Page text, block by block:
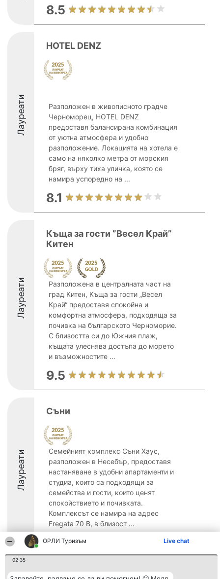
ОРЛИ Туризъм Live chat
02:35
8.5
Лауреати
HOTEL DENZ
Разположен в живописното градче
Черноморец, HOTEL DENZ
предоставя балансирана комбинация
от уютна атмосфера и удобно
разположение. Локацията на хотела е
само на няколко метра от морския
бряг, върху тиха уличка, която се
намира успоредно на ...
8.1
Лауреати
Къща за гости ”Весел Край”
Китен
Разположена в централната част на
град Китен, Къща за гости „Весел
Край“ предоставя спокойна и
комфортна атмосфера, подходяща за
почивка на българското Черноморие.
С близостта си до Южния плаж,
къщата улеснява достъпа до морето
и възможностите ...
9.5
Лауреати
Съни
Семейният комплекс Съни Хаус,
разположен в Несебър, предоставя
настаняване в удобни апартаменти и
студиа, които са подходящи за
семейства и гости, които ценят
спокойствието и почивката.
Комплексът се намира на адрес
Fregata 70 B, в близост ...
8.7
Организатор на Класация Контакти